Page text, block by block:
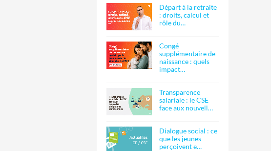
Départ à la retraite
: droits, calcul et
rôle du…
Congé
supplémentaire de
naissance : quels
impact…
Transparence
salariale : le CSE
face aux nouvell…
Dialogue social : ce
que les jeunes
perçoivent e…